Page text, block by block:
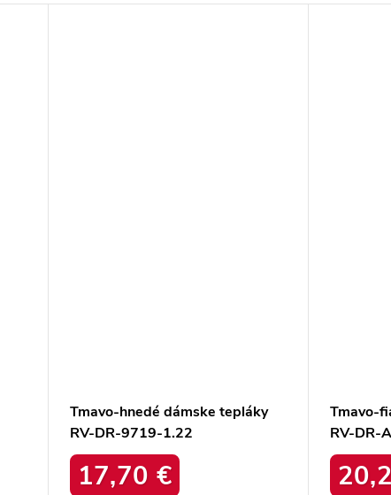
Tmavo-hnedé dámske tepláky
RV-DR-9719-1.22
17,70 €
Tmavo-
RV-DR-